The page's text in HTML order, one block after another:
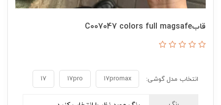
قابC007047 colors full magsafe
انتخاب مدل گوشی: 17promax
17pro
17